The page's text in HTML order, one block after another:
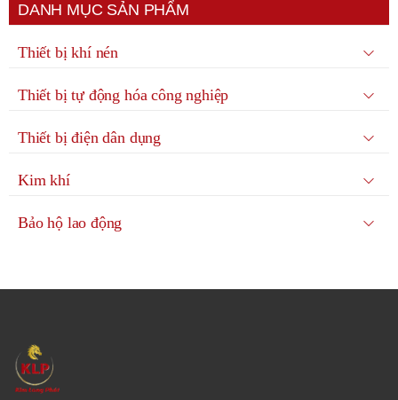
DANH MỤC SẢN PHẨM
Thiết bị khí nén
Thiết bị tự động hóa công nghiệp
Thiết bị điện dân dụng
Kim khí
Bảo hộ lao động